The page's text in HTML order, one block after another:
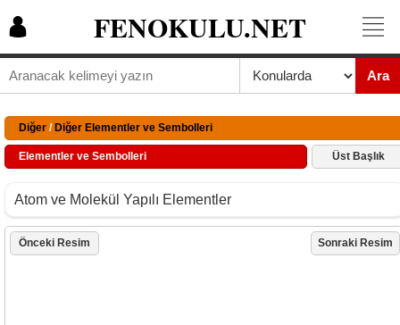
FENOKULU.NET
Ara
Diğer / Diğer Elementler ve Sembolleri
Elementler ve Sembolleri Üst Başlık
Atom ve Molekül Yapılı Elementler
Önceki Resim Sonraki Resim